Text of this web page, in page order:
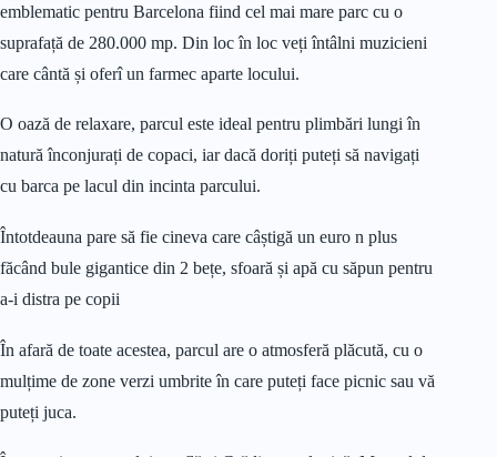
emblematic pentru Barcelona fiind cel mai mare parc cu o
suprafață de 280.000 mp. Din loc în loc veți întâlni muzicieni
care cântă și oferî un farmec aparte locului.
O oază de relaxare, parcul este ideal pentru plimbări lungi în
natură înconjurați de copaci, iar dacă doriți puteți să navigați
cu barca pe lacul din incinta parcului.
Întotdeauna pare să fie cineva care câștigă un euro n plus
făcând bule gigantice din 2 bețe, sfoară și apă cu săpun pentru
a-i distra pe copii
În afară de toate acestea, parcul are o atmosferă plăcută, cu o
mulțime de zone verzi umbrite în care puteți face picnic sau vă
puteți juca.